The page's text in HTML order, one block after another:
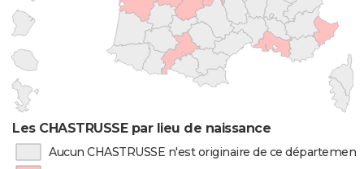
Les CHASTRUSSE par lieu de naissance
Aucun CHASTRUSSE n'est originaire de ce département